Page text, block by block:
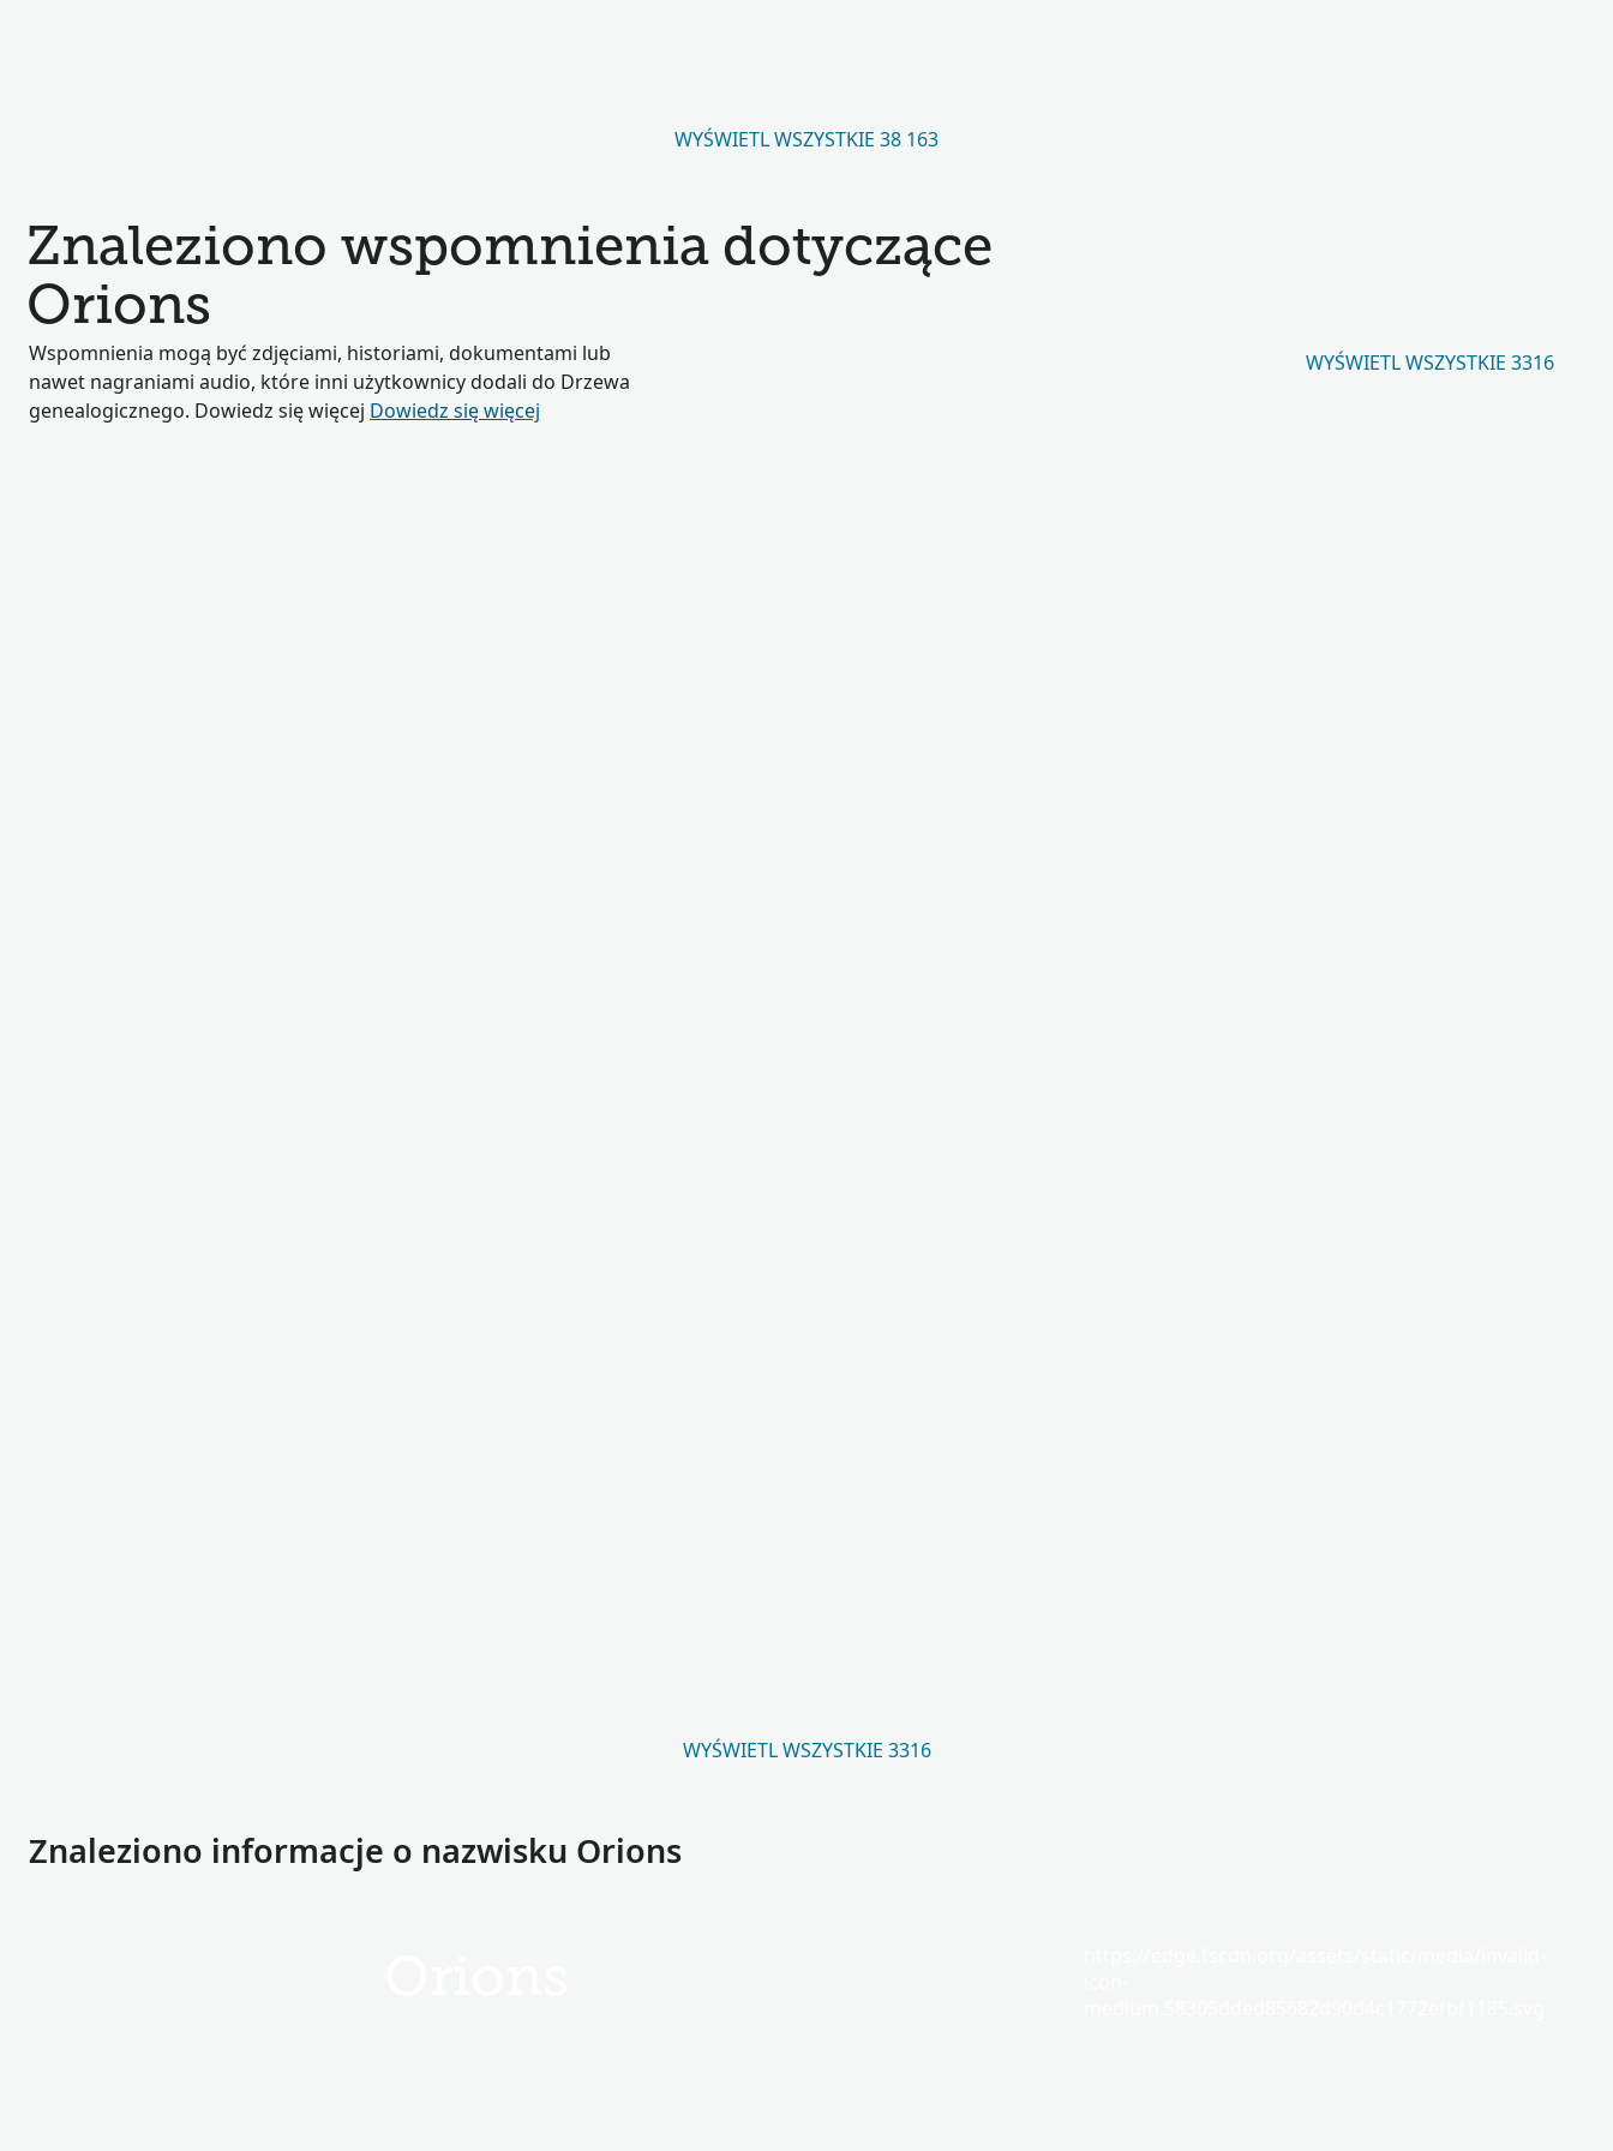
WYŚWIETL WSZYSTKIE 38 163
Znaleziono wspomnienia dotyczące
Orions
Wspomnienia mogą być zdjęciami, historiami, dokumentami lub
nawet nagraniami audio, które inni użytkownicy dodali do Drzewa
genealogicznego. Dowiedz się więcej Dowiedz się więcej
WYŚWIETL WSZYSTKIE 3316
WYŚWIETL WSZYSTKIE 3316
Znaleziono informacje o nazwisku Orions